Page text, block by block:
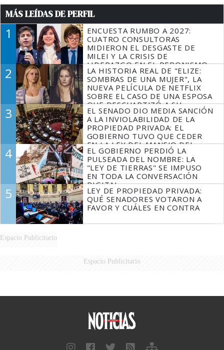
MÁS LEÍDAS DE PERFIL
1
ENCUESTA RUMBO A 2027:
CUATRO CONSULTORAS
MIDIERON EL DESGASTE DE
MILEI Y LA CRISIS DE
LIDERAZGO EN EL PERONISMO
2
LA HISTORIA REAL DE "ELIZE:
SOMBRAS DE UNA MUJER", LA
NUEVA PELÍCULA DE NETFLIX
SOBRE EL CASO DE UNA ESPOSA
QUE DESCUARTIZÓ A SU
MARIDO
3
EL SENADO DIO MEDIA SANCIÓN
A LA INVIOLABILIDAD DE LA
PROPIEDAD PRIVADA: EL
GOBIERNO TUVO QUE CEDER
EN LA LEY DEL MANEJO DEL
FUEGO
4
EL GOBIERNO PERDIÓ LA
PULSEADA DEL NOMBRE: LA
"LEY DE TIERRAS" SE IMPUSO
EN TODA LA CONVERSACIÓN
DIGITAL
5
LEY DE PROPIEDAD PRIVADA:
QUÉ SENADORES VOTARON A
FAVOR Y CUÁLES EN CONTRA
Espacio Publicitario
Espacio Publicitario